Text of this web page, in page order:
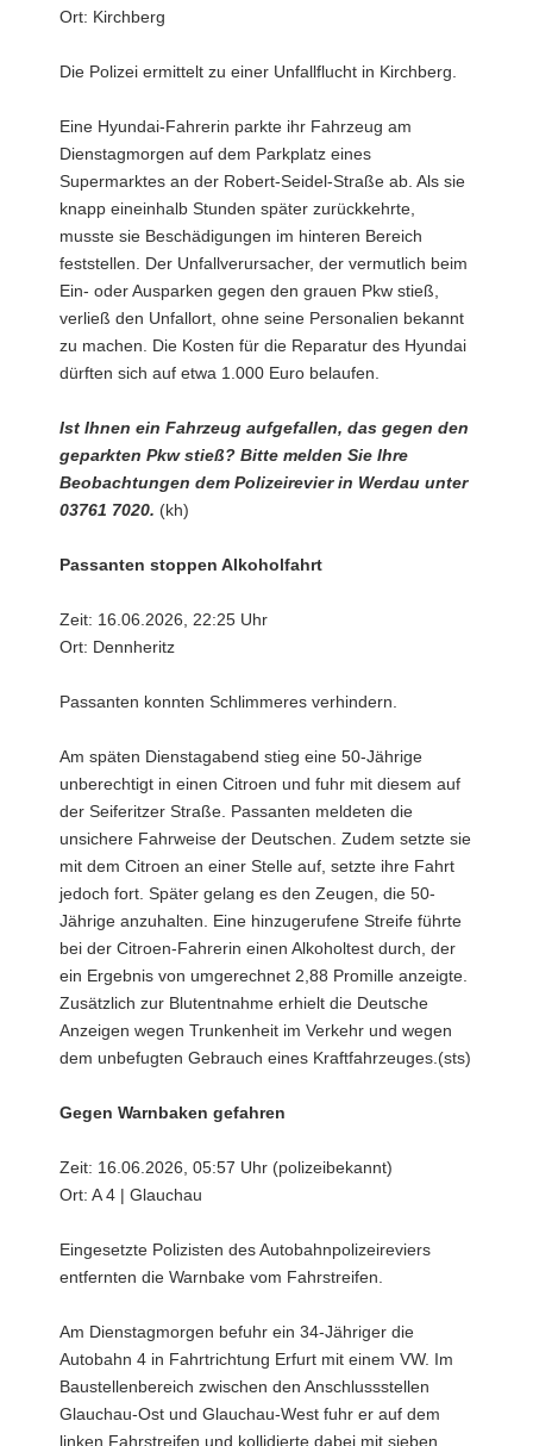
Ort: Kirchberg
Die Polizei ermittelt zu einer Unfallflucht in Kirchberg.
Eine Hyundai-Fahrerin parkte ihr Fahrzeug am
Dienstagmorgen auf dem Parkplatz eines
Supermarktes an der Robert-Seidel-Straße ab. Als sie
knapp eineinhalb Stunden später zurückkehrte,
musste sie Beschädigungen im hinteren Bereich
feststellen. Der Unfallverursacher, der vermutlich beim
Ein- oder Ausparken gegen den grauen Pkw stieß,
verließ den Unfallort, ohne seine Personalien bekannt
zu machen. Die Kosten für die Reparatur des Hyundai
dürften sich auf etwa 1.000 Euro belaufen.
Ist Ihnen ein Fahrzeug aufgefallen, das gegen den
geparkten Pkw stieß? Bitte melden Sie Ihre
Beobachtungen dem Polizeirevier in Werdau unter
03761 7020. (kh)
Passanten stoppen Alkoholfahrt
Zeit: 16.06.2026, 22:25 Uhr
Ort: Dennheritz
Passanten konnten Schlimmeres verhindern.
Am späten Dienstagabend stieg eine 50-Jährige
unberechtigt in einen Citroen und fuhr mit diesem auf
der Seiferitzer Straße. Passanten meldeten die
unsichere Fahrweise der Deutschen. Zudem setzte sie
mit dem Citroen an einer Stelle auf, setzte ihre Fahrt
jedoch fort. Später gelang es den Zeugen, die 50-
Jährige anzuhalten. Eine hinzugerufene Streife führte
bei der Citroen-Fahrerin einen Alkoholtest durch, der
ein Ergebnis von umgerechnet 2,88 Promille anzeigte.
Zusätzlich zur Blutentnahme erhielt die Deutsche
Anzeigen wegen Trunkenheit im Verkehr und wegen
dem unbefugten Gebrauch eines Kraftfahrzeuges.(sts)
Gegen Warnbaken gefahren
Zeit: 16.06.2026, 05:57 Uhr (polizeibekannt)
Ort: A 4 | Glauchau
Eingesetzte Polizisten des Autobahnpolizeireviers
entfernten die Warnbake vom Fahrstreifen.
Am Dienstagmorgen befuhr ein 34-Jähriger die
Autobahn 4 in Fahrtrichtung Erfurt mit einem VW. Im
Baustellenbereich zwischen den Anschlussstellen
Glauchau-Ost und Glauchau-West fuhr er auf dem
linken Fahrstreifen und kollidierte dabei mit sieben